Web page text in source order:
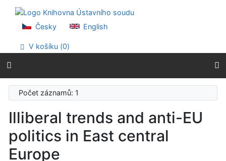
Přejít na menu
Prohlášení o webové přístupnosti
Česky English
V košíku (0)
Počet záznamů: 1
Illiberal trends and anti-EU
politics in East central
Europe